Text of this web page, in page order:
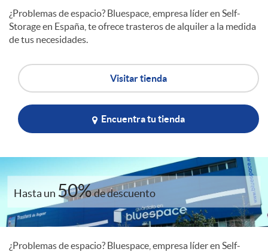
l
e
c
o
m
e
¿Problemas de espacio? Bluespace, empresa líder en Self-
Storage en España, te ofrece trasteros de alquiler a la medida
de tus necesidades.
Visitar tienda
Encuentra tu tienda
Hasta un 50%de descuento
¿Problemas de espacio? Bluespace, empresa líder en Self-